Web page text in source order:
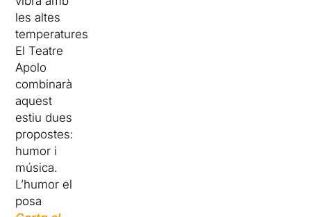
les altes
temperatures.
El Teatre
Apolo
combinarà
aquest
estiu dues
propostes:
humor i
música.
L’humor el
posa